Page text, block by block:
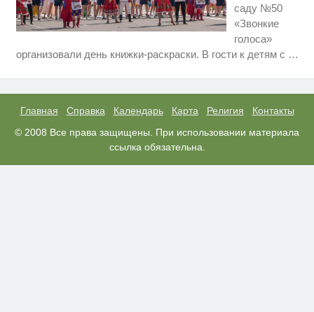
саду №50
«Звонкие
голоса»
организовали день книжки-раскраски. В гости к детям с …
Главная Справка Календарь Карта Религия
Контакты
© 2008 Все права защищены. При использовании материала
ссылка обязательна.
никто не обращает внимание, а
i
Какие товары пропадут из
магазинов с 1 августа 2026 года